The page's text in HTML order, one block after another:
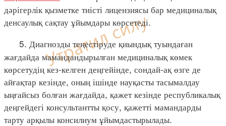
дәрігерлік қызметке тиісті лицензиясы бар медициналық
денсаулық сақтау ұйымдары көрсетеді.
5. Диагнозды теңестіруде қиындық туындаған
жағдайда мамандандырылған медициналық көмек
көрсетудің кез-келген деңгейінде, сондай-ақ өзге де
айғақтар кезінде, оның ішінде науқасты тасымалдау
ыңғайсыз болған жағдайда, қажет кезінде республикалық
деңгейдегі консультантты қосу, қажетті мамандарды
тарту арқылы консилиум ұйымдастырылады.